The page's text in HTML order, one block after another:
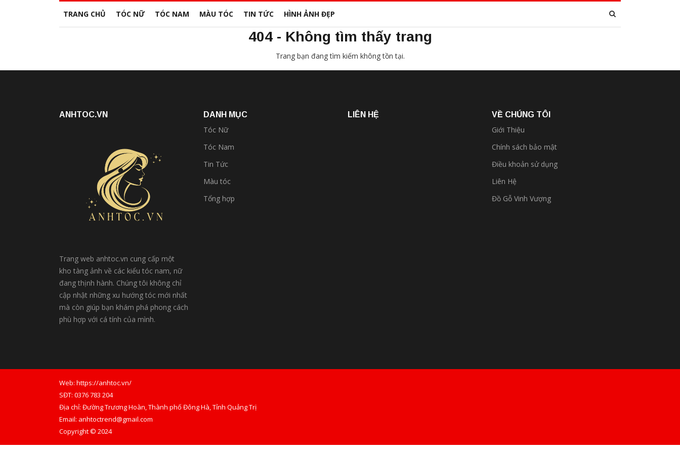
TRANG CHỦ TÓC NỮ TÓC NAM MÀU TÓC TIN TỨC HÌNH ẢNH ĐẸP
404 - Không tìm thấy trang
Trang bạn đang tìm kiếm không tồn tại.
ANHTOC.VN
Trang web anhtoc.vn cung cấp một
kho tàng ảnh về các kiểu tóc nam, nữ
đang thịnh hành. Chúng tôi không chỉ
cập nhật những xu hướng tóc mới nhất
mà còn giúp bạn khám phá phong cách
phù hợp với cá tính của mình.
DANH MỤC
Tóc Nữ
Tóc Nam
Tin Tức
Màu tóc
Tổng hợp
LIÊN HỆ VỀ CHÚNG TÔI
Giới Thiệu
Chính sách bảo mật
Điều khoản sử dụng
Liên Hệ
Đồ Gỗ Vinh Vượng
Web: https://anhtoc.vn/
SĐT: 0376 783 204
Địa chỉ: Đường Trương Hoàn, Thành phố Đông Hà, Tỉnh Quảng Trị
Email: anhtoctrend@gmail.com
Copyright © 2024